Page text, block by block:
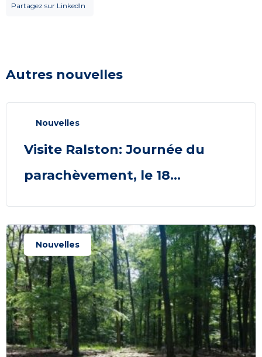
Partagez sur LinkedIn
Autres nouvelles
Nouvelles
Visite Ralston: Journée du
parachèvement, le 18...
Nouvelles